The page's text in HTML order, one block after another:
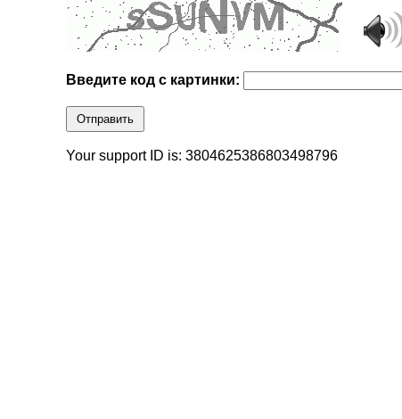
Введите код с картинки:
Отправить
Your support ID is: 3804625386803498796